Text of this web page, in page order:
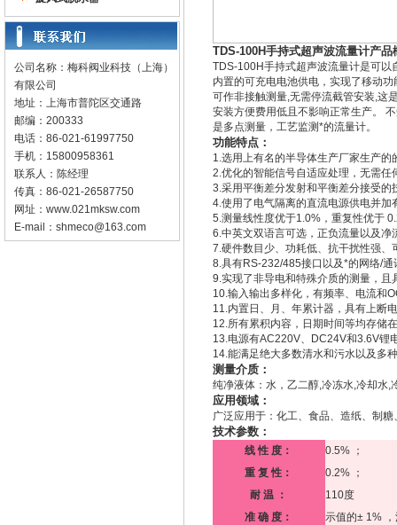
公司名称：梅科阀业科技（上海）
有限公司
地址：上海市普陀区交通路
邮编：200333
电话：86-021-61997750
手机：15800958361
联系人：陈经理
传真：86-021-26587750
网址： www.021mksw.com
E-mail： shmeco@163.com
TDS-100H手持式超声波流量计产品
TDS-100H手持式超声波流量计是可以
内置的可充电电池供电，实现了移动
可作非接触测量,无需停流截管安装,这
安装方便费用低且不影响正常生产。
是多点测量，工艺监测*的流量计。
功能特点：
1.选用上有名的半导体生产厂家生产的
2.优化的智能信号自适应处理，无需
3.采用平衡差分发射和平衡差分接受
4.使用了电气隔离的直流电源供电并
5.测量线性度优于1.0%，重复性优于
6.中英文双语言可选，正负流量以及净
7.硬件数目少、功耗低、抗干扰性强、
8.具有RS-232/485接口以及*的网络/
9.实现了非导电和特殊介质的测量，
10.输入输出多样化，有频率、电流和
11.内置日、月、年累计器，具有上断
12.所有累积内容，日期时间等均存储
13.电源有AC220V、DC24V和3.6V锂
14.能满足绝大多数清水和污水以及多
测量介质：
纯净液体：水，乙二醇,冷冻水,冷却水,
应用领域：
广泛应用于：化工、食品、造纸、制
技术参数：
线 性 度：
0.5% ；
重 复 性：
0.2% ；
耐 温 ：
110度
准 确 度：
示值的± 1%